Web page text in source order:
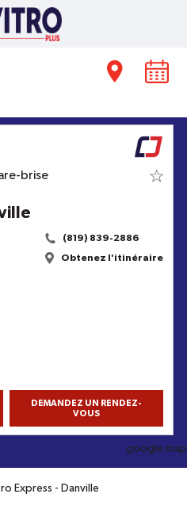
brise
(819) 839-2886
Obtenez l'itinéraire
DEMANDEZ UN RENDEZ-
VOUS
Express - Danville